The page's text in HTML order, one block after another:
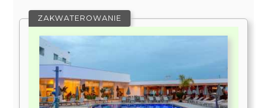
ZAKWATEROWANIE